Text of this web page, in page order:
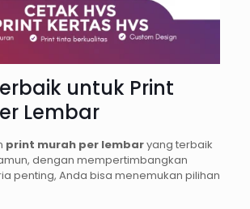
untuk Print
Lembar
print murah per lembaryang terbaik
dengan mempertimbangkan
penting, Anda bisa menemukan pilihan